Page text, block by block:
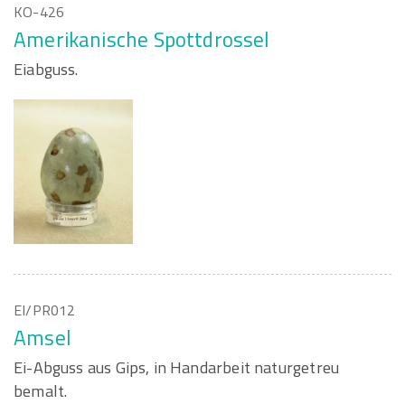
KO-426
Amerikanische Spottdrossel
Eiabguss.
EI/PR012
Amsel
Ei-Abguss aus Gips, in Handarbeit naturgetreu
bemalt.